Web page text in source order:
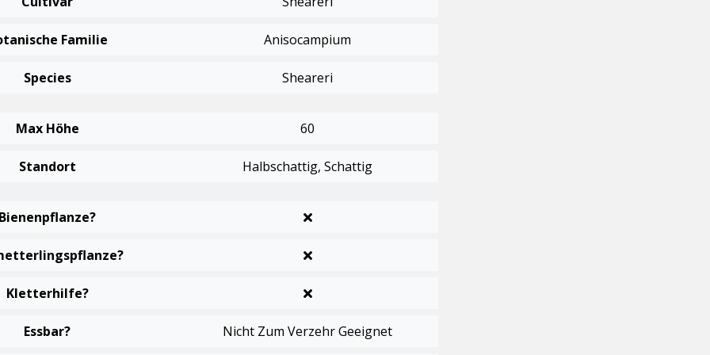
Familie Anisocampium
Species Sheareri
Max Höhe 60
Standort Halbschattig, Schattig
Bienenpflanze?
Kletterhilfe?
Essbar? Nicht Zum Verzehr Geeignet